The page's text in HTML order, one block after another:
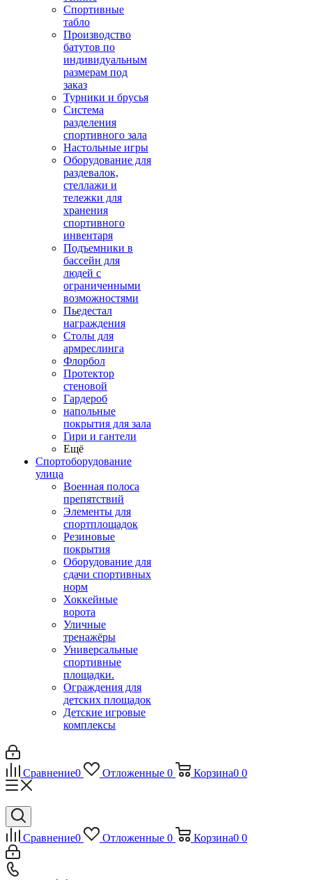
Спортивные
табло
Производство
батутов по
индивидуальным
размерам под
заказ
Турники и брусья
Система
разделения
спортивного зала
Настольные игры
Оборудование для
раздевалок,
стеллажи и
тележки для
хранения
спортивного
инвентаря
Подъемники в
бассейн для
людей с
ограниченными
возможностями
Пьедестал
награждения
Столы для
армреслинга
Флорбол
Протектор
стеновой
Гардероб
напольные
покрытия для зала
Гири и гантели
Ещё
Спортоборудование
улица
Военная полоса
препятствий
Элементы для
спортплощадок
Резиновые
покрытия
Оборудование для
сдачи спортивных
норм
Хоккейные
ворота
Уличные
тренажёры
Универсальные
спортивные
площадки.
Ограждения для
детских площадок
Детские игровые
комплексы
Сравнение0 Отложенные 0 Корзина0 0
Сравнение0 Отложенные 0 Корзина0 0